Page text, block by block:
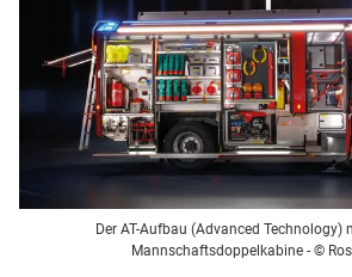
Der AT-Aufbau (Advanced Technology)
Mannschaftsdoppelkabine- ©